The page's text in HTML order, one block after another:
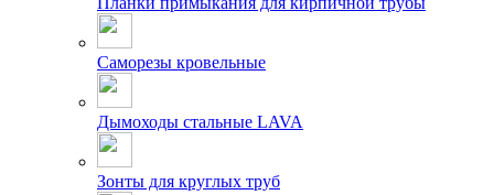
Саморезы кровельные
Дымоходы стальные LAVA
Зонты для круглых труб